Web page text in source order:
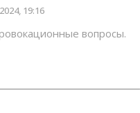
19:16
вопросы.